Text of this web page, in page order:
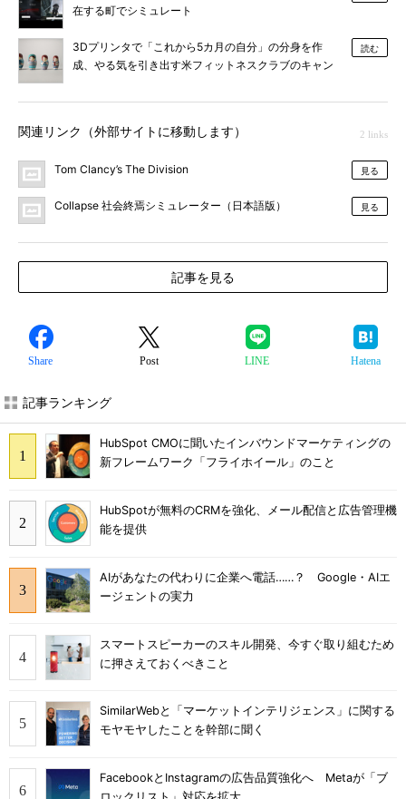
在する町でシミュレート
3Dプリンタで「これから5カ月の自分」の分身を作
成、やる気を引き出す米フィットネスクラブのキャン
読む
関連リンク（外部サイトに移動します） 2 links
Tom Clancy’s The Division 見る
Collapse 社会終焉シミュレーター（日本語版） 見る
記事を見る
Share Post LINE Hatena
記事ランキング
HubSpot CMOに聞いたインバウンドマーケティングの
新フレームワーク「フライホイール」のこと
HubSpotが無料のCRMを強化、メール配信と広告管理機
能を提供
AIがあなたの代わりに企業へ電話……？ Google・AIエ
ージェントの実力
スマートスピーカーのスキル開発、今すぐ取り組むため
に押さえておくべきこと
SimilarWebと「マーケットインテリジェンス」に関する
モヤモヤしたことを幹部に聞く
FacebookとInstagramの広告品質強化へ Metaが「ブ